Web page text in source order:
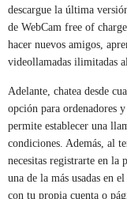
descargue la última
de WebCam free of
hacer nuevos amigos,
videollamadas ilimitadas
Adelante, chatea desde
opción para ordenadores
permite establecer una
condiciones. Además, al
necesitas registrarte en la
una de la más usadas en
con tu propia cuenta o